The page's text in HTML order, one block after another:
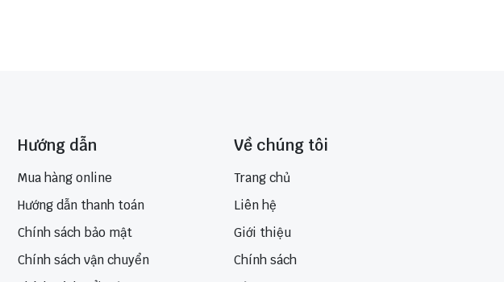
Hướng dẫn
Mua hàng online
Hướng dẫn thanh toán
Chính sách bảo mật
Chính sách vận chuyển
Về chúng tôi
Trang chủ
Liên hệ
Giới thiệu
Chính sách